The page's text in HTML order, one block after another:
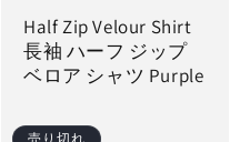
Half Zip Velour Shirt
長袖 ハーフ ジップ
ベロア シャツ Purple
売り切れ